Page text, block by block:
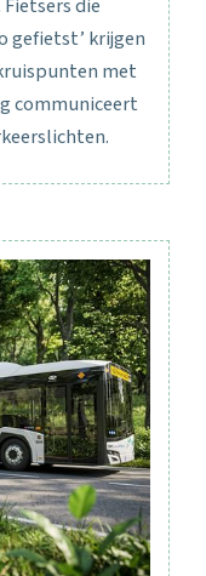
gefietst’ krijgen
met
communiceert